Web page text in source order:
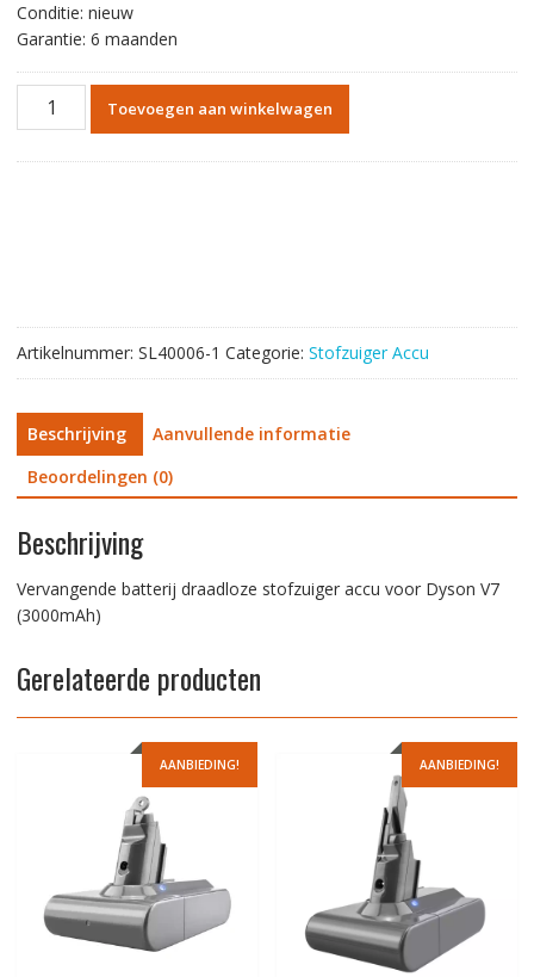
Conditie: nieuw
Garantie: 6 maanden
Vervangende
batterij
aantal
Toevoegen aan winkelwagen
Artikelnummer: SL40006-1 Categorie: Stofzuiger Accu
Beschrijving
Aanvullende informatie
Beoordelingen (0)
Beschrijving
Vervangende batterij draadloze stofzuiger accu voor Dyson V7
(3000mAh)
Gerelateerde producten
AANBIEDING! AANBIEDING!